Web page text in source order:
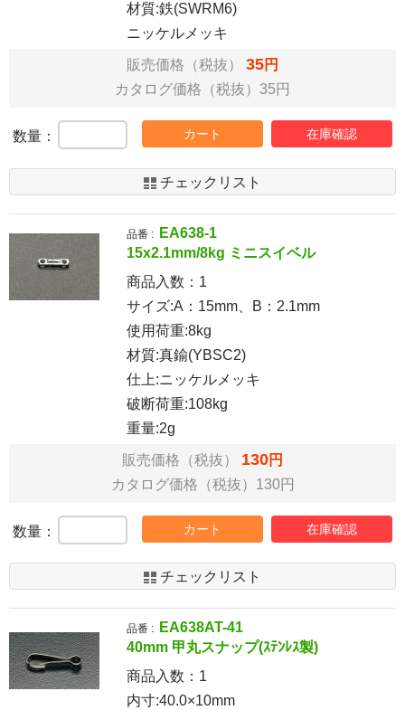
材質:鉄(SWRM6)
ニッケルメッキ
販売価格（税抜） 35円
カタログ価格（税抜）35円
数量： カート 在庫確認
チェックリスト
品番 :
EA638-1
15x2.1mm/8kg ミニスイベル
商品入数： 1
サイズ:A：15mm、B：2.1mm
使用荷重:8kg
材質:真鍮(YBSC2)
仕上:ニッケルメッキ
破断荷重:108kg
重量:2g
販売価格（税抜） 130円
カタログ価格（税抜）130円
数量： カート 在庫確認
チェックリスト
品番 :
EA638AT-41
40mm 甲丸スナップ(ｽﾃﾝﾚｽ製)
商品入数： 1
内寸:40.0×10mm